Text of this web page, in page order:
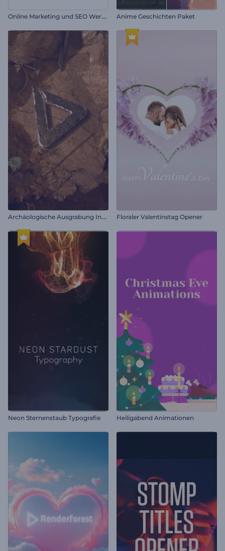
O
nline Marketing und SEO Werbung Anime Geschichten Paket
A
rchäologische Ausgrabung Intro Floraler Valentinstag Opener
Neon Sternenstaub Typografie Heiligabend Animationen